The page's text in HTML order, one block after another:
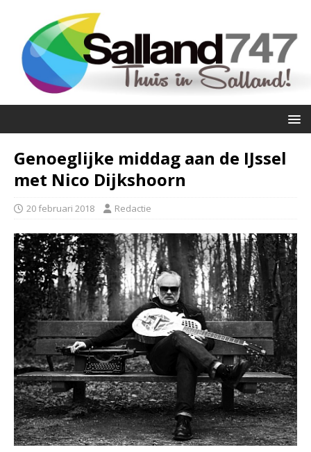
Genoeglijke middag aan de IJssel
met Nico Dijkshoorn
20 februari 2018 Redactie